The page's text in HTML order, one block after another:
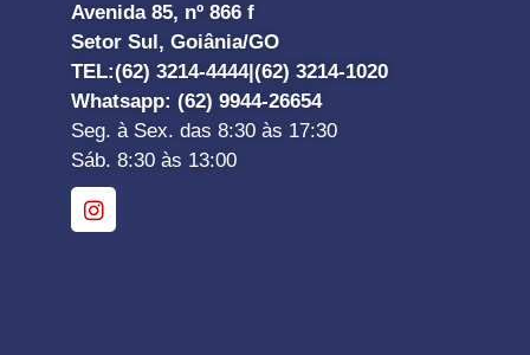
Avenida 85, nº 866 f
Setor Sul, Goiânia/GO
TEL:(62) 3214-4444|(62) 3214-1020
Whatsapp: (62) 9944-26654
Seg. à Sex. das 8:30 às 17:30
Sáb. 8:30 às 13:00